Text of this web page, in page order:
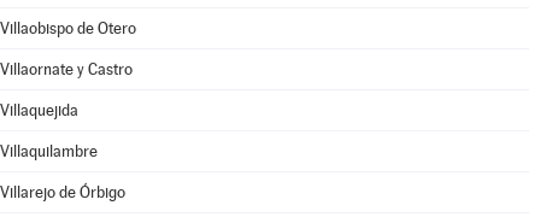
Villaobispo de Otero
Villaornate y Castro
Villaquejida
Villaquilambre
Villarejo de Órbigo